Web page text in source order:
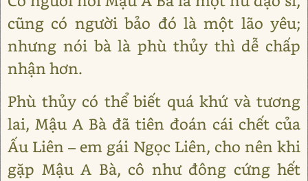
cũng có người bảo đó là một lão yêu;
nhưng nói bà là phù thủy thì dễ chấp
nhận hơn.
Phù thủy có thể biết quá khứ và tương
lai, Mậu A Bà đã tiên đoán cái chết của
Ấu Liên – em gái Ngọc Liên, cho nên khi
gặp Mậu A Bà, cô như đông cứng hết